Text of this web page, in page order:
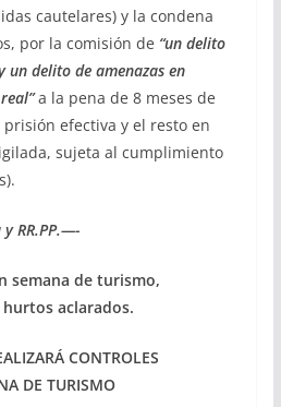
cautelares) y la condena
por la comisión de “un delito
un delito de amenazas en
a la pena de 8 meses de
efectiva y el resto en
sujeta al cumplimiento
RR.PP.—-
semana de turismo,
aclarados.
CONTROLES
DE TURISMO